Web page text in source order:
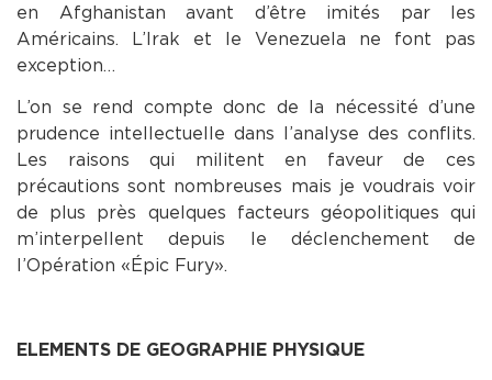
en Afghanistan avant d’être imités par les
Américains. L’Irak et le Venezuela ne font pas
exception…
L’on se rend compte donc de la nécessité d’une
prudence intellectuelle dans l’analyse des conflits.
Les raisons qui militent en faveur de ces
précautions sont nombreuses mais je voudrais voir
de plus près quelques facteurs géopolitiques qui
m’interpellent depuis le déclenchement de
l’Opération « Épic Fury ».
ELEMENTS DE GEOGRAPHIE PHYSIQUE